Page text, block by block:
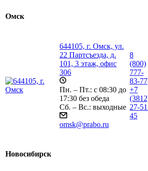
Омск
644105, г. Омск, ул.
22 Партсъезда, д.
101, 3 этаж, офис
306
Пн. – Пт.: с 08:30 до
17:30 без обеда
Сб. – Вс.: выходные
omsk@prabo.ru
8
(800)
777-
83-77
+7
27-
45
Новосибирск